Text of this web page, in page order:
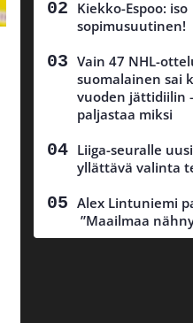
Kiekko-Espoo: iso
sopimusuutinen!
Vain 47 NHL-
suomalainen sai
vuoden jättidiilin
paljastaa miksi
Liiga-seuralle
yllättävä valinta
Alex Lintuniemi
”Maailmaa